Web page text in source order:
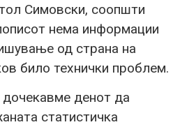
Симовски, соопшти
нема информации
од страна на
било технички проблем.
дочекавме денот да
статистичка